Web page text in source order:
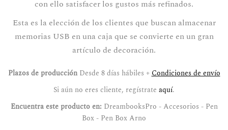
con ello satisfacer los gustos más refinados.
Esta es la elección de los clientes que buscan almacenar
memorias USB en una caja que se convierte en un gran
artículo de decoración.
Plazos de producciónDesde 8 días hábiles + Condiciones de envío
Si aún no eres cliente, regístrate aquí.
Encuentra este producto en: DreambooksPro - Accesorios - Pen
Box - Pen Box Arno